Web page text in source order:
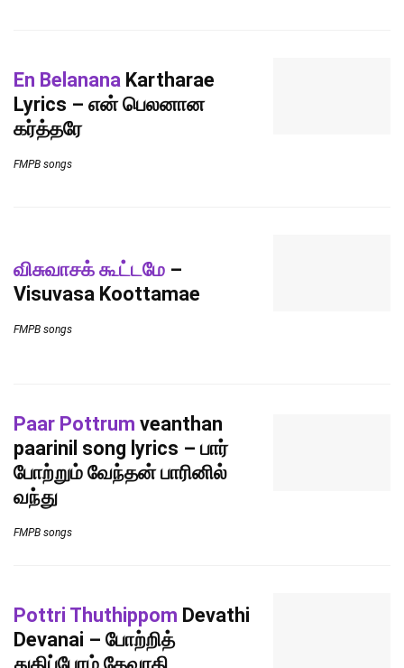
En Belanana Kartharae
Lyrics – என் பெலனான
கர்த்தரே
FMPB songs
விசுவாசக் கூட்டமே –
Visuvasa Koottamae
FMPB songs
Paar Pottrum veanthan
paarinil song lyrics – பார்
போற்றும் வேந்தன் பாரினில்
வந்து
FMPB songs
Pottri Thuthippom Devathi
Devanai – போற்றித்